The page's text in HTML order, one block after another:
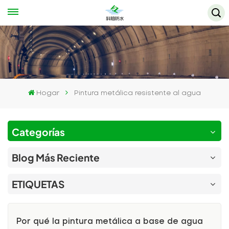
Hogar Pintura metálica resistente al agua
Categorías
Blog Más Reciente
ETIQUETAS
Por qué la pintura metálica a base de agua